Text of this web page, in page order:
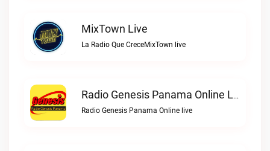
MixTown Live
La Radio Que CreceMixTown live
Radio Genesis Panama Online Live
Radio Genesis Panama Online live